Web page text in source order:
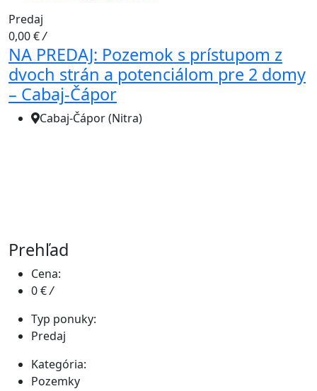
Predaj
0,00 €/
NA PREDAJ: Pozemok s prístupom z
dvoch strán a potenciálom pre 2 domy
– Cabaj-Čápor
Cabaj-Čápor (Nitra)
Prehľad
Cena:
0 €/
Typ ponuky:
Predaj
Kategória:
Pozemky